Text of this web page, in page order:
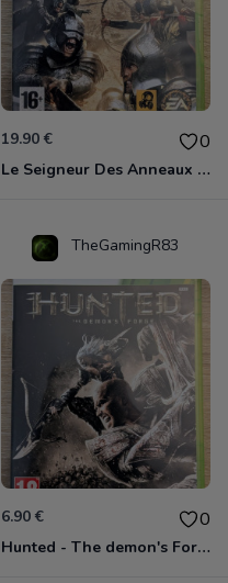
19.90 € 0
Le Seigneur Des Anneaux - L'âge Des Conquêtes Xbox 360
TheGamingR83
6.90 € 0
Hunted - The demon's Forge Xbox 360 (Complet CIB)